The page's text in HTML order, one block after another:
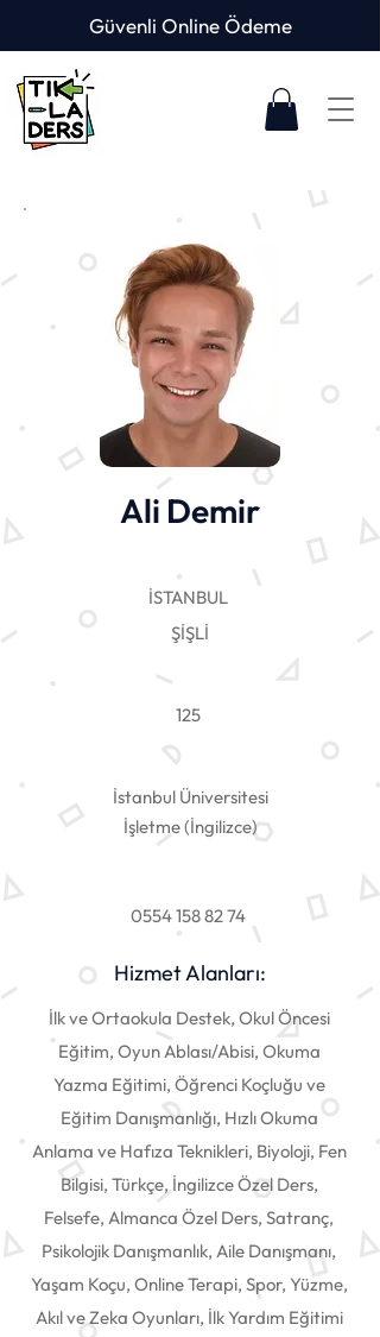
Güvenli Online Ödeme
Ali Demir
İSTANBUL
ŞİŞLİ
125
İstanbul Üniversitesi
İşletme (İngilizce)
0554 158 82 74
Hizmet Alanları:
İlk ve Ortaokula Destek, Okul Öncesi
Eğitim, Oyun Ablası/Abisi, Okuma
Yazma Eğitimi, Öğrenci Koçluğu ve
Eğitim Danışmanlığı, Hızlı Okuma
Anlama ve Hafıza Teknikleri, Biyoloji, Fen
Bilgisi, Türkçe, İngilizce Özel Ders,
Felsefe, Almanca Özel Ders, Satranç,
Psikolojik Danışmanlık, Aile Danışmanı,
Yaşam Koçu, Online Terapi, Spor, Yüzme,
Akıl ve Zeka Oyunları, İlk Yardım Eğitimi